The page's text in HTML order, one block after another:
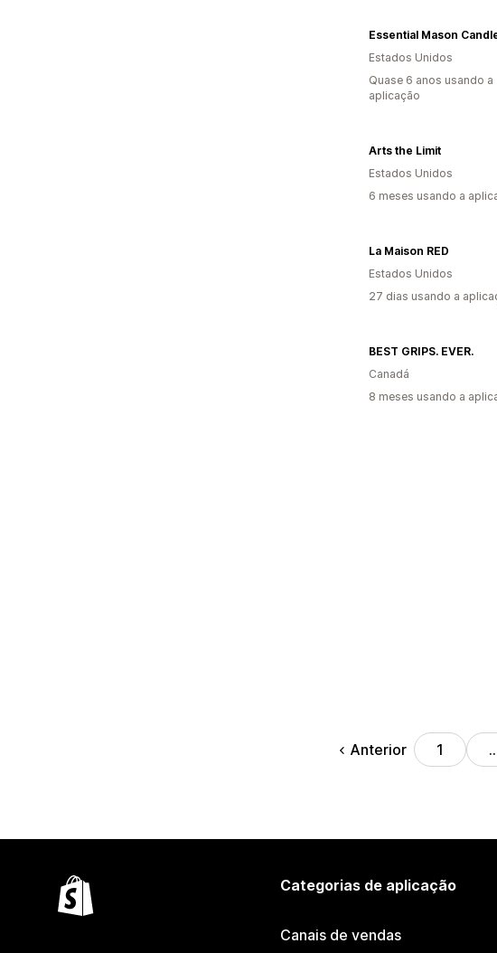
Essential Mason
Estados Unidos
Quase 6 anos usando a
aplicação
Arts the Limit
Estados Unidos
6 meses usando a
La Maison RED
Estados Unidos
27 dias usando a
BEST GRIPS. EVER.
Canadá
8 meses usando a
Anterior 1
Categorias de aplicação
Canais de vendas